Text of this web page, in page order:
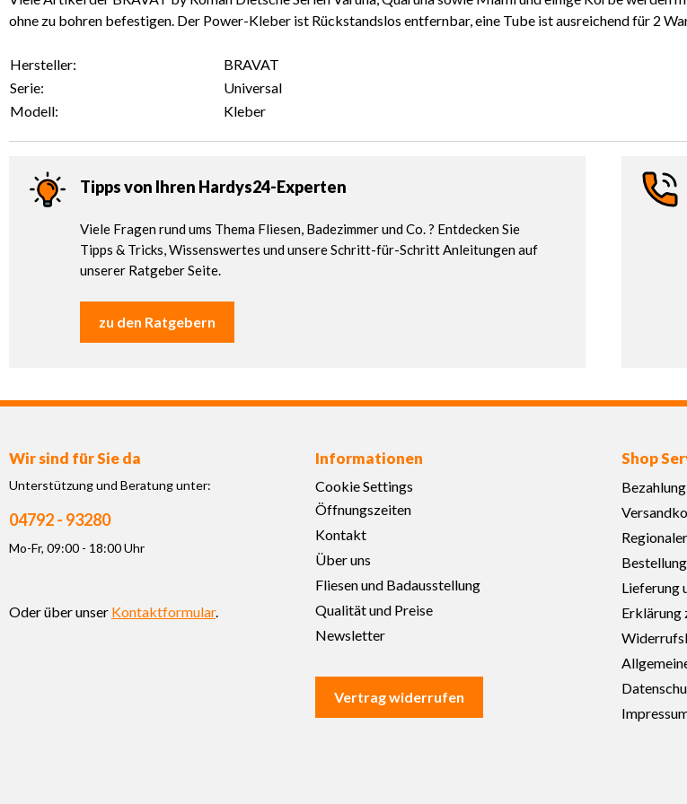
ohne zu bohren befestigen. Der Power-Kleber ist Rückstandslos entfernbar, eine Tube ist ausreichend für 2
Hersteller:
BRAVAT
Serie:
Universal
Modell:
Kleber
Tipps von Ihren Hardys24-Experten
Viele Fragen rund ums Thema Fliesen, Badezimmer und Co. ? Entdecken Sie
Tipps & Tricks, Wissenswertes und unsere Schritt-für-Schritt Anleitungen auf
unserer Ratgeber Seite.
zu den Ratgebern
Wir sind für Sie da
Unterstützung und Beratung unter:
04792 - 93280
Mo-Fr, 09:00 - 18:00 Uhr
Oder über unser Kontaktformular.
Informationen
Cookie Settings
Öffnungszeiten
Kontakt
Über uns
Fliesen und Badausstellung
Qualität und Preise
Newsletter
Vertrag widerrufen
Shop
Bezahlung
Bestellung
Lieferung
Erklärung